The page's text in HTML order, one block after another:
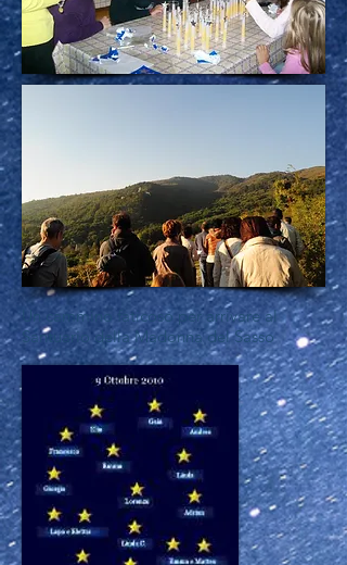
Un cammino faticoso per arrivare al
Santuario della Madonna del Sasso